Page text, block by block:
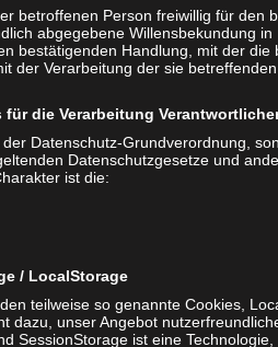
vor allem darum, eine größere
durch Bürgerinnen und Bürger
zum Beispiel zu den Themen
fanden reges Interesse
u.a. Mitarbeiter der
Wobau MD GmbH und Mitglieder
u.a. Landeshauptstadt MD, SWM,
„Otto von Guericke“, „Post und
betroffenen Person freiwillig für den
abgegebene Willensbekundung
bestätigenden Handlung, mit der die
der Verarbeitung der sie
für die Verarbeitung
Datenschutz-Grundverordnung,
Datenschutzgesetze und
ist die:
/ LocalStorage
teilweise so genannte Cookies,
dazu, unser Angebot
SessionStorage ist eine